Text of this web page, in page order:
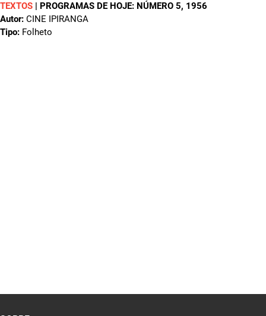
TEXTOS | PROGRAMAS DE HOJE: NÚMERO 5, 1956
Autor: CINE IPIRANGA
Tipo: Folheto